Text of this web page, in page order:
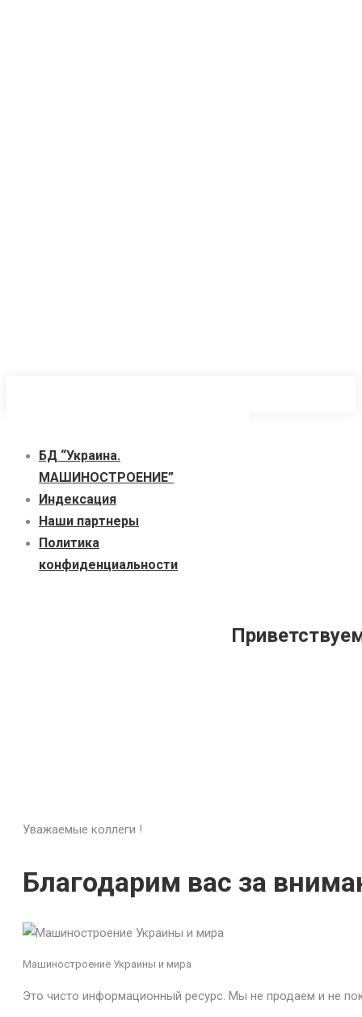
БД “Украина.
МАШИНОСТРОЕНИЕ”
Индекcация
Наши партнеры
Политика
конфиденциальности
Уважаемые коллеги !
Благодарим вас за
Машиностроение Украины и мира
Это чисто информационный ресурс. Мы не продаем и не